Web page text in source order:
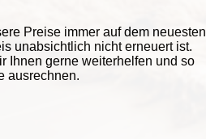
Preise immer auf dem neuesten
unabsichtlich nicht erneuert ist.
Ihnen gerne weiterhelfen und so
ausrechnen.